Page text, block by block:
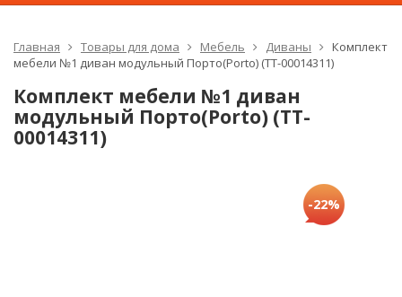
Главная Товары для дома Мебель Диваны
Комплект
мебели №1 диван модульный Порто(Porto) (TT-00014311)
Комплект мебели №1 диван
модульный Порто(Porto) (TT-
00014311)
-22%